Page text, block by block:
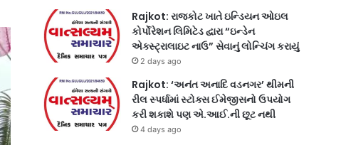
Rajkot: રાજકોટ ખાતે ઇન્ડિયન ઓઇલ
કોર્પોરેશન લિમિટેડ દ્વારા “ઇન્ડેન
એક્સ્ટ્રાલાઇટ નાઉ” સેવાનું લોન્ચિંગ કરાયું
2 days ago
Rajkot: ‘અનંત અનાદિ વડનગર’ થીમની
રીલ સ્પર્ધામાં સ્ટોક્સ ઈમેજીસનો ઉપયોગ
કરી શકાશે પણ એ.આઈ.ની છૂટ નથી
4 days ago